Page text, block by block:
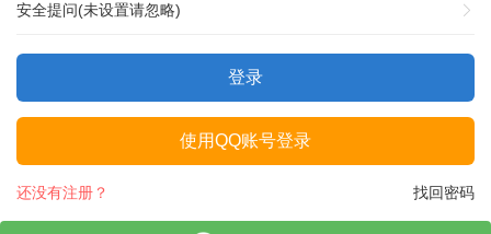
安全提问(未设置请忽略)
登录
使用QQ账号登录
找回密码
还没有注册？